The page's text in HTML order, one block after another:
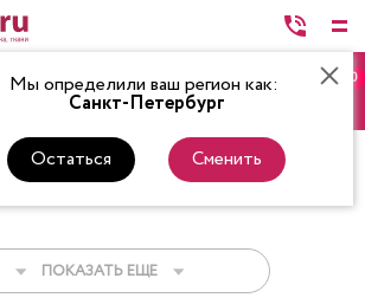
Мы определили ваш регион как:
Санкт-Петербург
Остаться Сменить
0
ТКАНИ НИТКИ
ПОКАЗАТЬ ЕЩЕ